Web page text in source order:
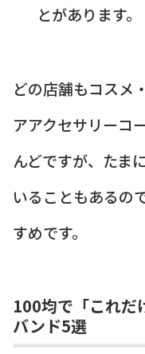
とがあります。
どの店舗もコスメ
アアクセサリーコ
んどですが、たま
いることもあるの
すめです。
100均で「これだ
バンド5選